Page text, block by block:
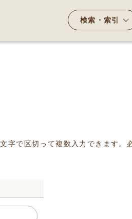
検索・索引
字で区切って複数入力できます。